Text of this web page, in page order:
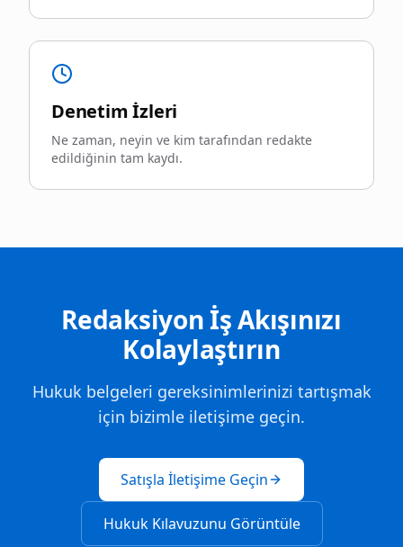
Denetim İzleri
Ne zaman, neyin ve kim tarafından redakte
edildiğinin tam kaydı.
Redaksiyon İş Akışınızı
Kolaylaştırın
Hukuk belgeleri gereksinimlerinizi tartışmak
için bizimle iletişime geçin.
Satışla İletişime Geçin
Hukuk Kılavuzunu Görüntüle